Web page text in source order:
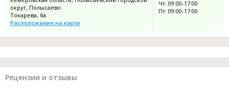
округ, Полысаево
Токарева, 6а
Расположение на карте
Чт: 09:00-17:00
Пт: 09:00-17:00
Рецензии и отзывы